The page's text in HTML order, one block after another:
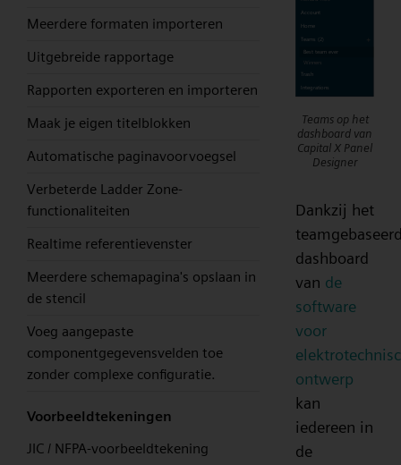
Meerdere formaten importeren
Uitgebreide rapportage
Rapporten exporteren en importeren
Maak je eigen titelblokken
Automatische paginavoorvoegsel
Verbeterde Ladder Zone-
functionaliteiten
Realtime referentievenster
Meerdere schemapagina's opslaan in
de stencil
Voeg aangepaste
componentgegevensvelden toe
zonder complexe configuratie.
Voorbeeldtekeningen
JIC / NFPA-voorbeeldtekening
Teams op het
dashboard van
Capital X Panel
Designer
Dankzij het
dashboard
van de
software
voor
ontwerp
kan
iedereen in
de